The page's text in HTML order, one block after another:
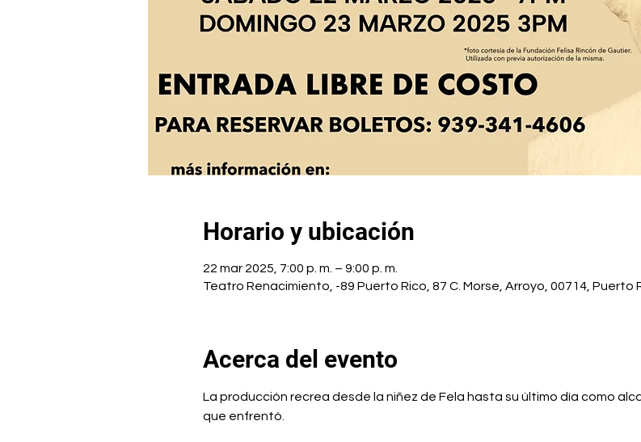
Horario y ubicación
22 mar 2025, 7:00 p. m. – 9:00 p. m.
Teatro Renacimiento, -89 Puerto Rico, 87 C. Morse, Arroyo, 00714, Puerto
Acerca del evento
La producción recrea desde la niñez de Fela hasta su último día como
que enfrentó.